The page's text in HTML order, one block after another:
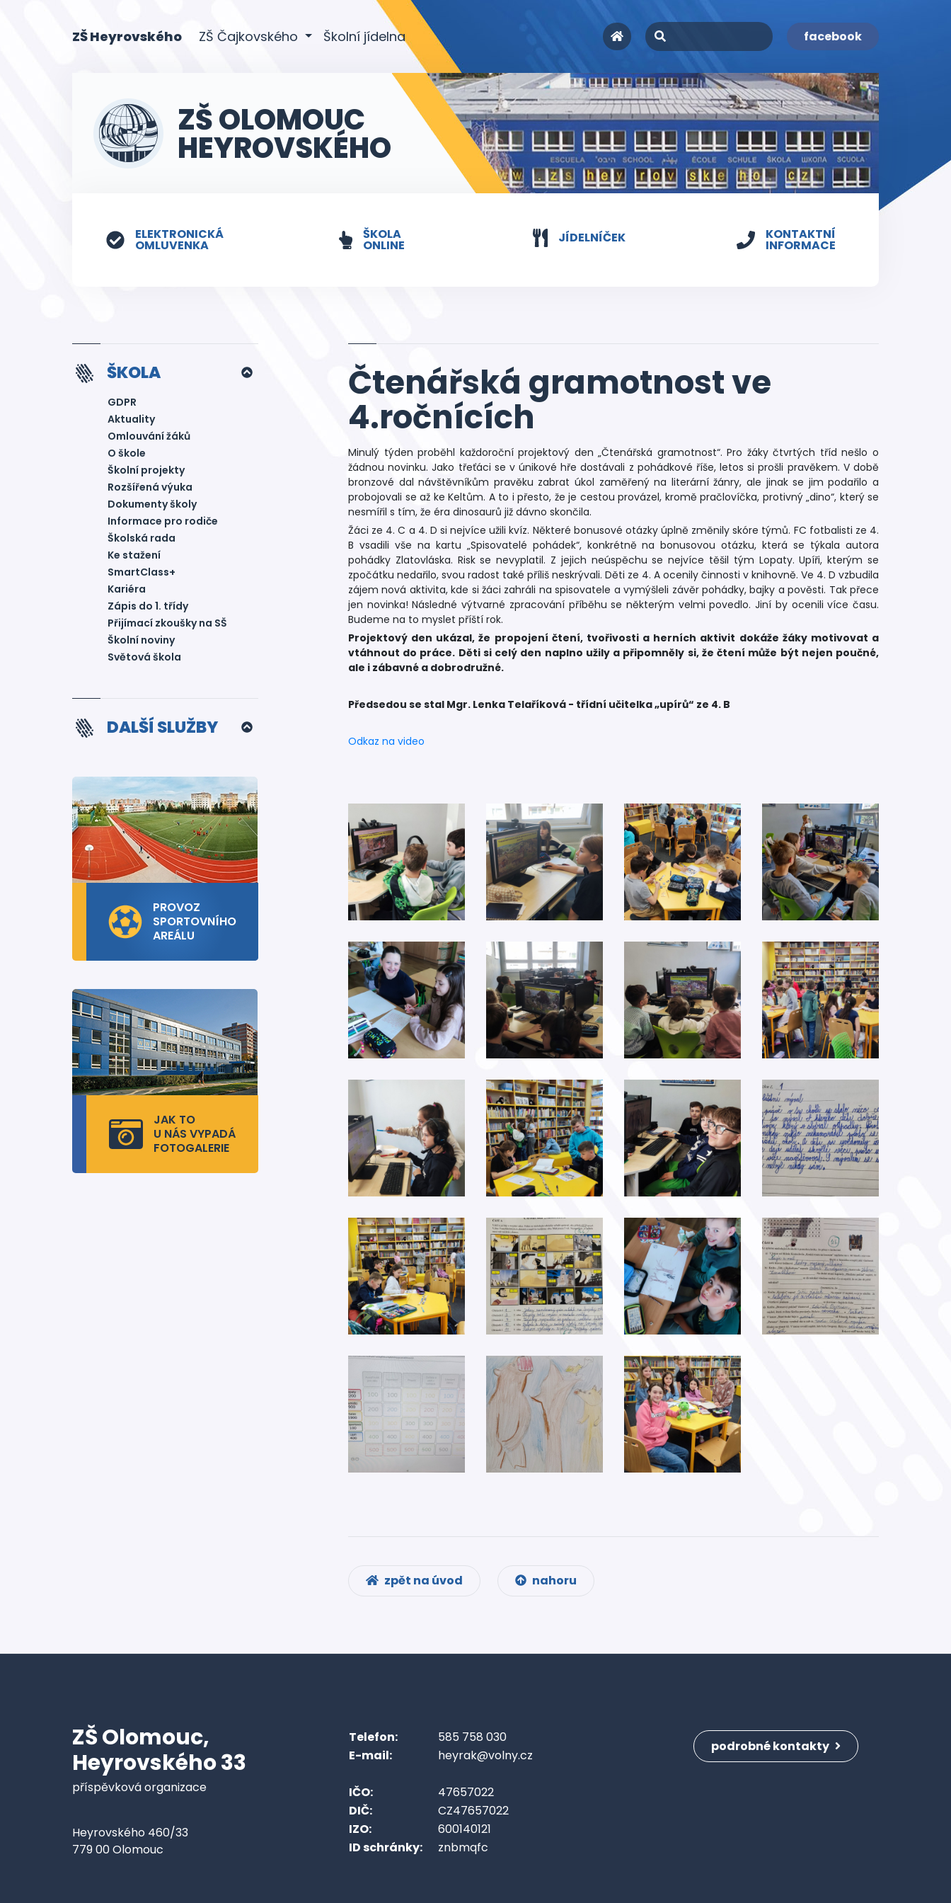
ZŠ Heyrovského(current)
ZŠ Čajkovského Školní jídelna facebook
ZŠ OLOMOUC
HEYROVSKÉHO
ELEKTRONICKÁ
OMLUVENKA
ŠKOLA
ONLINE JÍDELNÍČEK KONTAKTNÍ
INFORMACE
ŠKOLA
GDPR
Aktuality
Omlouvání žáků
O škole
Školní projekty
Rozšířená výuka
Dokumenty školy
Informace pro rodiče
Školská rada
Ke stažení
SmartClass+
Kariéra
Zápis do 1. třídy
Přijímací zkoušky na SŠ
Školní noviny
Světová škola
DALŠÍ SLUŽBY
PROVOZ
SPORTOVNÍHO
AREÁLU
JAK TO
U NÁS VYPADÁ
FOTOGALERIE
Čtenářská gramotnost ve
4.ročnících
Minulý týden proběhl každoroční projektový den „Čtenářská gramotnost“. Pro žáky čtvrtých tříd nešlo o
žádnou novinku. Jako třeťáci se v únikové hře dostávali z pohádkové říše, letos si prošli pravěkem. V době
bronzové dal návštěvníkům pravěku zabrat úkol zaměřený na literární žánry, ale jinak se jim podařilo a
probojovali se až ke Keltům. A to i přesto, že je cestou provázel, kromě pračlovíčka, protivný „dino“, který se
nesmířil s tím, že éra dinosaurů již dávno skončila.
Žáci ze 4. C a 4. D si nejvíce užili kvíz. Některé bonusové otázky úplně změnily skóre týmů. FC fotbalisti ze 4.
B vsadili vše na kartu „Spisovatelé pohádek“, konkrétně na bonusovou otázku, která se týkala autora
pohádky Zlatovláska. Risk se nevyplatil. Z jejich neúspěchu se nejvíce těšil tým Lopaty. Upíři, kterým se
zpočátku nedařilo, svou radost také příliš neskrývali. Děti ze 4. A ocenily činnosti v knihovně. Ve 4. D vzbudila
zájem nová aktivita, kde si žáci zahráli na spisovatele a vymýšleli závěr pohádky, bajky a pověsti. Tak přece
jen novinka! Následné výtvarné zpracování příběhu se některým velmi povedlo. Jiní by ocenili více času.
Budeme na to myslet příští rok.
Projektový den ukázal, že propojení čtení, tvořivosti a herních aktivit dokáže žáky motivovat a
vtáhnout do práce. Děti si celý den naplno užily a připomněly si, že čtení může být nejen poučné,
ale i zábavné a dobrodružné.
Předsedou se stal Mgr. Lenka Telaříková - třídní učitelka „upírů“ ze 4. B
Odkaz na video
zpět na úvod nahoru
ZŠ Olomouc,
Heyrovského 33
příspěvková organizace
Heyrovského 460/33
779 00 Olomouc
Telefon:
585 758 030
E-mail:
heyrak@volny.cz
IČO:
47657022
DIČ:
CZ47657022
IZO:
600140121
ID schránky:
znbmqfc
podrobné kontakty